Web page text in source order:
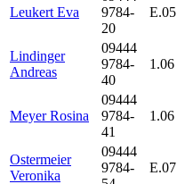
Leukert Eva
9784-
20
E.05
Lindinger
Andreas
09444
9784-
40
1.06
Meyer Rosina
09444
9784-
41
1.06
Ostermeier
Veronika
09444
9784-
E.07